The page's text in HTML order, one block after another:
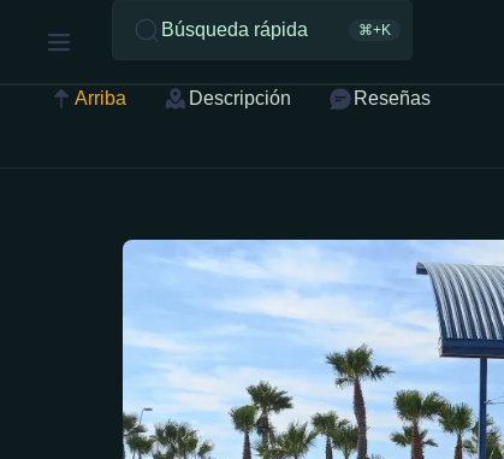
Búsqueda rápida ⌘+K
Arriba Descripción Reseñas